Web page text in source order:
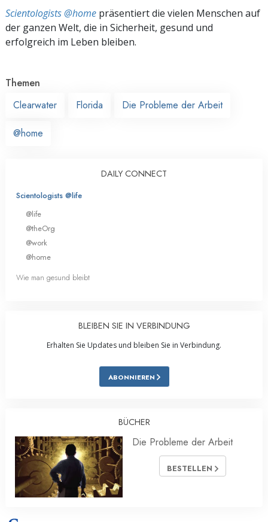
Scientologists @home präsentiert die vielen Menschen auf
der ganzen Welt, die in Sicherheit, gesund und
erfolgreich im Leben bleiben.
Themen
Clearwater
Florida Die Probleme der Arbeit
@home
DAILY CONNECT
Scientologists @life
@life
@theOrg
@work
@home
Wie man gesund bleibt
BLEIBEN SIE IN VERBINDUNG
Erhalten Sie Updates und bleiben Sie in Verbindung.
ABONNIEREN
BÜCHER
Die Probleme der Arbeit
BESTELLEN